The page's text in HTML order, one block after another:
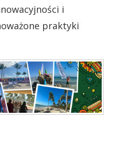
i
praktyki